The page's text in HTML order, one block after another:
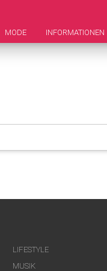
MODE INFORMATIONEN
LIFESTYLE
MUSIK